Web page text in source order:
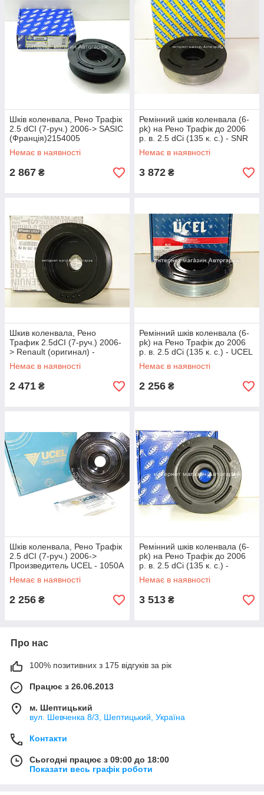
Шків коленвала, Рено Трафік
2.5 dCI (7-руч.) 2006-> SASIC
(Франція)2154005
Немає в наявності
2 867 ₴
Ремінний шків коленвала (6-
pk) на Рено Трафік до 2006
р. в. 2.5 dCi (135 к. с.) - SNR
(Франція) - DPF35511
Немає в наявності
3 872 ₴
Шкив коленвала, Рено
Трафик 2.5dCI (7-руч.) 2006-
> Renault (оригинал) -
8200267867
Немає в наявності
2 471 ₴
Ремінний шків коленвала (6-
pk) на Рено Трафік до 2006
р. в. 2.5 dCi (135 к. с.) - UCEL
— UCEL1050
Немає в наявності
2 256 ₴
Шків коленвала, Рено Трафік
2.5 dCI (7-руч.) 2006->
Произведитель UCEL - 1050A
Немає в наявності
2 256 ₴
Ремінний шків коленвала (6-
pk) на Рено Трафік до 2006
р. в. 2.5 dCi (135 к. с.) -
SASIC (Франція) - 2154013
Немає в наявності
3 513 ₴
Про нас
100% позитивних з 175 відгуків за рік
Працює з 26.06.2013
м. Шептицький
вул. Шевченка 8/3, Шептицький, Україна
Контакти
Сьогодні працює з 09:00 до 18:00
Показати весь графік роботи